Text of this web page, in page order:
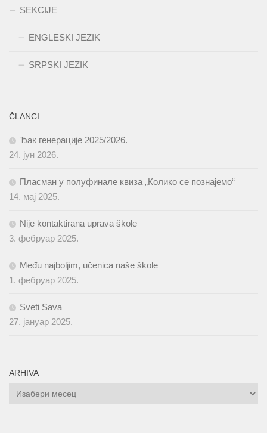
SEKCIJE
ENGLESKI JEZIK
SRPSKI JEZIK
ČLANCI
Ђак генерације 2025/2026.
24. јун 2026.
Пласман у полуфинале квиза „Колико се познајемо“
14. мај 2025.
Nije kontaktirana uprava škole
3. фебруар 2025.
Među najboljim, učenica naše škole
1. фебруар 2025.
Sveti Sava
27. јануар 2025.
ARHIVA
ARHIVA